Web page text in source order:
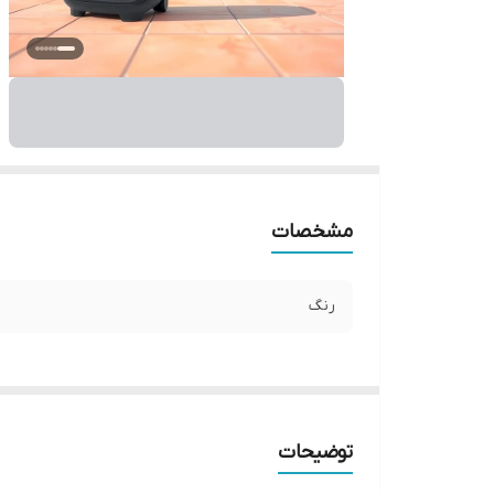
مشخصات
رنگ
توضیحات